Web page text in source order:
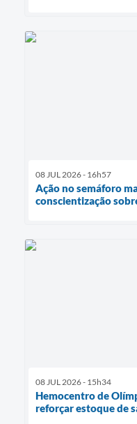
08 JUL 2026 - 16h57
Ação no semáforo
conscientização
08 JUL 2026 - 15h34
Hemocentro de
reforçar estoque de